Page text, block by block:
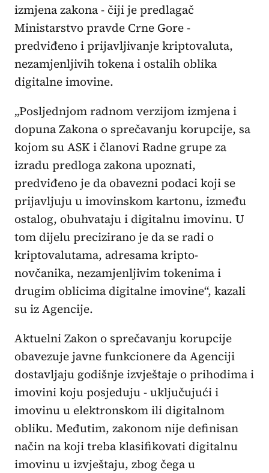
izmjena zakona - čiji je predlagač
Ministarstvo pravde Crne Gore-
predviđeno i prijavljivanje kriptovaluta,
nezamjenljivih tokena i ostalih oblika
digitalne imovine.
„Posljednjom radnom verzijom izmjena i
dopuna Zakona o sprečavanju korupcije, sa
kojom su ASK i članovi Radne grupe za
izradu predloga zakona upoznati,
predviđeno je da obavezni podaci koji se
prijavljuju u imovinskom kartonu, između
ostalog, obuhvataju i digitalnu imovinu. U
tom dijelu precizirano je da se radi o
kriptovalutama, adresama kripto-
novčanika, nezamjenljivim tokenima i
drugim oblicima digitalne imovine“, kazali
su iz Agencije.
Aktuelni Zakon o sprečavanju korupcije
obavezuje javne funkcionere da Agenciji
dostavljaju godišnje izvještaje o prihodima i
imovini koju posjeduju - uključujući i
imovinu u elektronskom ili digitalnom
obliku. Međutim, zakonom nije definisan
način na koji treba klasifikovati digitalnu
imovinu u izvještaju, zbog čega u